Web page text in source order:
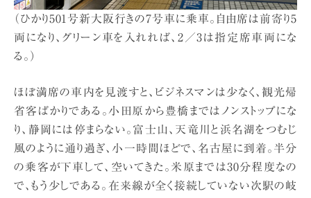
（ひかり501号新大阪行きの7号車に乗車。自由席は前寄り5
両になり、グリーン車を入れれば、2／3は指定席車両にな
る。）
ほぼ満席の車内を見渡すと、ビジネスマンは少なく、観光帰
省客ばかりである。小田原から豊橋まではノンストップにな
り、静岡には停まらない。富士山、天竜川と浜名湖をつむじ
風のように通り過ぎ、小一時間ほどで、名古屋に到着。半分
の乗客が下車して、空いてきた。米原までは30分程度なの
で、もう少しである。在来線が全く接続していない次駅の岐